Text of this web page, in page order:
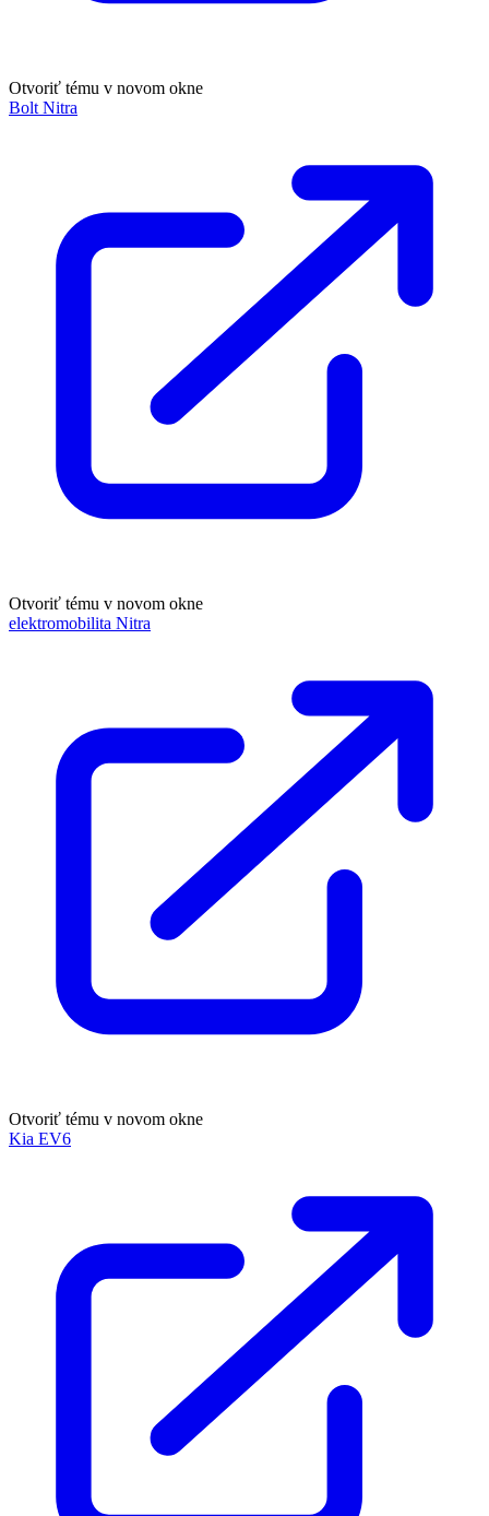
Otvoriť tému v novom okne
Bolt Nitra
Otvoriť tému v novom okne
elektromobilita Nitra
Otvoriť tému v novom okne
Kia EV6